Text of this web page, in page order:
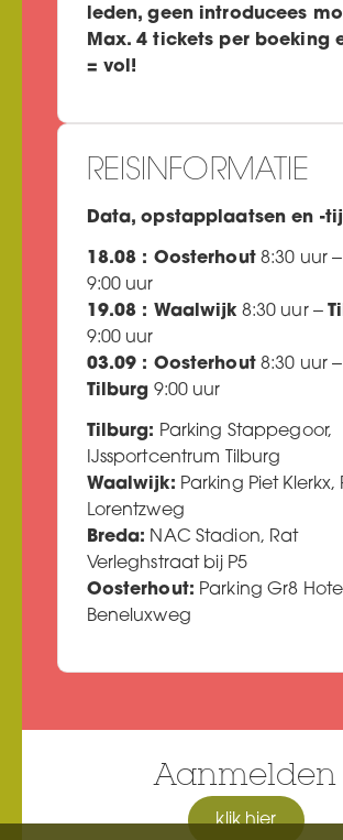
leden, geen introducees
Max. 4 tickets per boeking
= vol!
REISINFORMATIE
Data, opstapplaatsen en -
18.08 : Oosterhout8:30 uur –
9:00 uur
19.08 : Waalwijk 8:30 uur –
9:00 uur
03.09 : Oosterhout8:30 uur –
Tilburg 9:00 uur
Tilburg: Parking Stappegoor,
IJssportcentrum Tilburg
Waalwijk: Parking Piet Klerkx,
Lorentzweg
Breda: NAC Stadion, Rat
Verleghstraat bij P5
Oosterhout: Parking Gr8
Beneluxweg
Aanmelden
klik hier